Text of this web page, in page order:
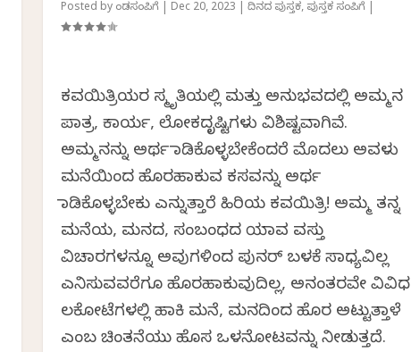
Posted by ಕೆಂಡಸಂಪಿಗೆ Dec 20, 2023 ದಿನದ ಪುಸ್ತಕ, ಪುಸ್ತಕ ಸಂಪಿಗೆ
ಕವಯಿತ್ರಿಯರ ಸ್ಮೃತಿಯಲ್ಲಿ ಮತ್ತು ಅನುಭವದಲ್ಲಿ ಅಮ್ಮನ
ಪಾತ್ರ, ಕಾರ್ಯ, ಲೋಕದೃಷ್ಟಿಗಳು ವಿಶಿಷ್ಟವಾಗಿವೆ.
ಅಮ್ಮನನ್ನು ಅರ್ಥ ಮಾಡಿಕೊಳ್ಳಬೇಕೆಂದರೆ ಮೊದಲು ಅವಳು
ಮನೆಯಿಂದ ಹೊರಹಾಕುವ ಕಸವನ್ನು ಅರ್ಥ
ಮಾಡಿಕೊಳ್ಳಬೇಕು ಎನ್ನುತ್ತಾರೆ ಹಿರಿಯ ಕವಯಿತ್ರಿ! ಅಮ್ಮ ತನ್ನ
ಮನೆಯ, ಮನದ, ಸಂಬಂಧದ ಯಾವ ವಸ್ತು
ವಿಚಾರಗಳನ್ನೂ ಅವುಗಳಿಂದ ಪುನರ್ ಬಳಕೆ ಸಾಧ್ಯವಿಲ್ಲ
ಎನಿಸುವವರೆಗೂ ಹೊರಹಾಕುವುದಿಲ್ಲ, ಅನಂತರವೇ ವಿವಿಧ
ಲಕೋಟೆಗಳಲ್ಲಿ ಹಾಕಿ ಮನೆ, ಮನದಿಂದ ಹೊರ ಅಟ್ಟುತ್ತಾಳೆ
ಎಂಬ ಚಿಂತನೆಯು ಹೊಸ ಒಳನೋಟವನ್ನು ನೀಡುತ್ತದೆ.